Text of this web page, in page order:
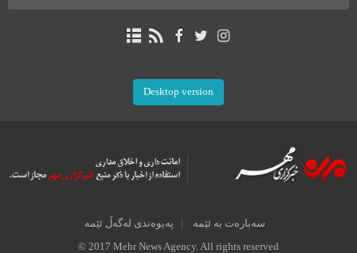
Desktop version
سەبارەت بە ئێمە پەیوەندی لەگەڵ ئێمە
© 2017 Mehr News Agency. All rights reserved